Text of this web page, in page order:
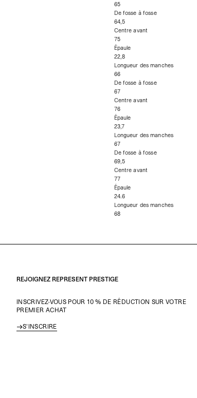
65
De fosse à fosse
64,5
Centre avant
75
Épaule
22,8
Longueur des manches
66
De fosse à fosse
67
Centre avant
76
Épaule
23,7
Longueur des manches
67
De fosse à fosse
69,5
Centre avant
77
Épaule
24.6
Longueur des manches
68
REJOIGNEZ REPRESENT PRESTIGE
INSCRIVEZ-VOUS POUR 10 % DE RÉDUCTION SUR VOTRE
PREMIER ACHAT
S'INSCRIRE